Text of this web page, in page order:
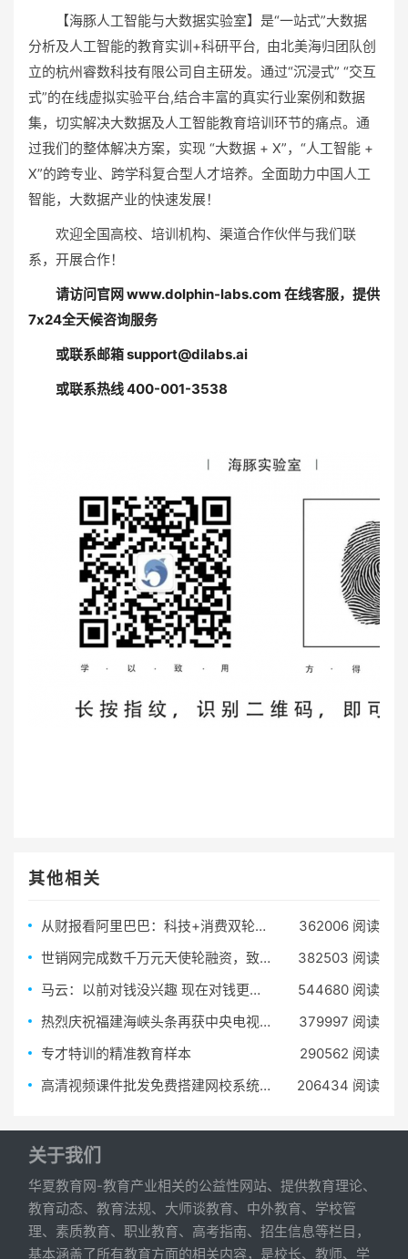
【海豚人工智能与大数据实验室】是“一站式”大数据
分析及人工智能的教育实训+科研平台, 由北美海归团队创
立的杭州睿数科技有限公司自主研发。通过“沉浸式” “交互
式”的在线虚拟实验平台,结合丰富的真实行业案例和数据
集，切实解决大数据及人工智能教育培训环节的痛点。通
过我们的整体解决方案，实现 “大数据 + X”，“人工智能 +
X”的跨专业、跨学科复合型人才培养。全面助力中国人工
智能，大数据产业的快速发展！
欢迎全国高校、培训机构、渠道合作伙伴与我们联
系，开展合作！
请访问官网 www.dolphin-labs.com 在线客服，提供
7x24全天候咨询服务
或联系邮箱 support@dilabs.ai
或联系热线 400-001-3538
其他相关
从财报看阿里巴巴：科技+消费双轮驱动，科技板块成为第二驱动力
362006 阅读
世销网完成数千万元天使轮融资，致力打造全球大健康产业智慧通路平台
382503 阅读
马云：以前对钱没兴趣 现在对钱更没兴趣
544680 阅读
热烈庆祝福建海峡头条再获中央电视台广告代理资格
379997 阅读
专才特训的精准教育样本
290562 阅读
高清视频课件批发免费搭建网校系统平台
206434 阅读
关于我们
华夏教育网-教育产业相关的公益性网站、提供教育理论、
教育动态、教育法规、大师谈教育、中外教育、学校管
理、素质教育、职业教育、高考指南、招生信息等栏目，
基本涵盖了所有教育方面的相关内容，是校长、教师、学